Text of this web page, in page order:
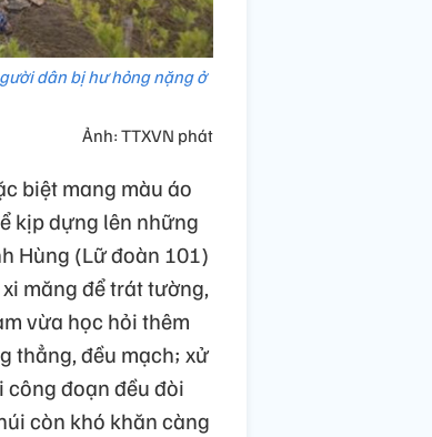
dân bị hư hỏng nặng ở
Ảnh: TTXVN phát
biệt mang màu áo
kịp dựng lên những
Hùng (Lữ đoàn 101)
măng để trát tường,
vừa học hỏi thêm
thẳng, đều mạch; xử
công đoạn đều đòi
còn khó khăn càng